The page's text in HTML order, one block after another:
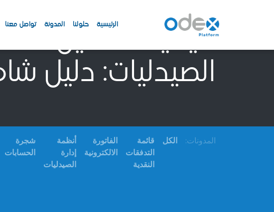
الرئيسية حلولنا المدونة تواصل معنا
كيفية تحسين
الصيدليات: دليل
المدونات: الكل
قائمة
التدفقات
النقدية
الفاتورة
الالكترونية
أنظمة
إدارة
الصيدليات
شجرة
الحسابات